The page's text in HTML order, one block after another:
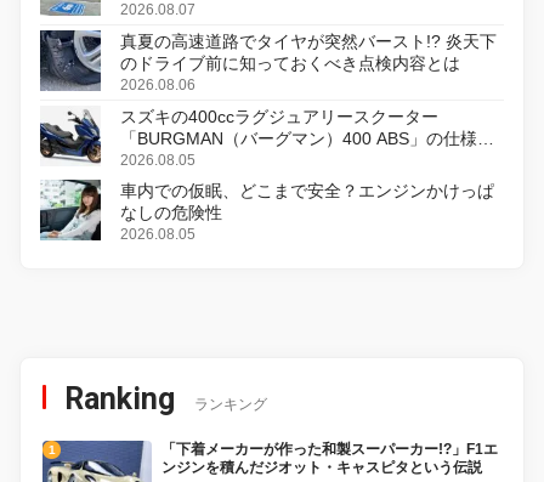
2026.08.07
真夏の高速道路でタイヤが突然バースト!? 炎天下
のドライブ前に知っておくべき点検内容とは
2026.08.06
スズキの400ccラグジュアリースクーター
「BURGMAN（バーグマン）400 ABS」の仕様を
変更し、8月18日に発売
2026.08.05
車内での仮眠、どこまで安全？エンジンかけっぱ
なしの危険性
2026.08.05
Ranking ランキング
「下着メーカーが作った和製スーパーカー!?」F1エ
ンジンを積んだジオット・キャスピタという伝説